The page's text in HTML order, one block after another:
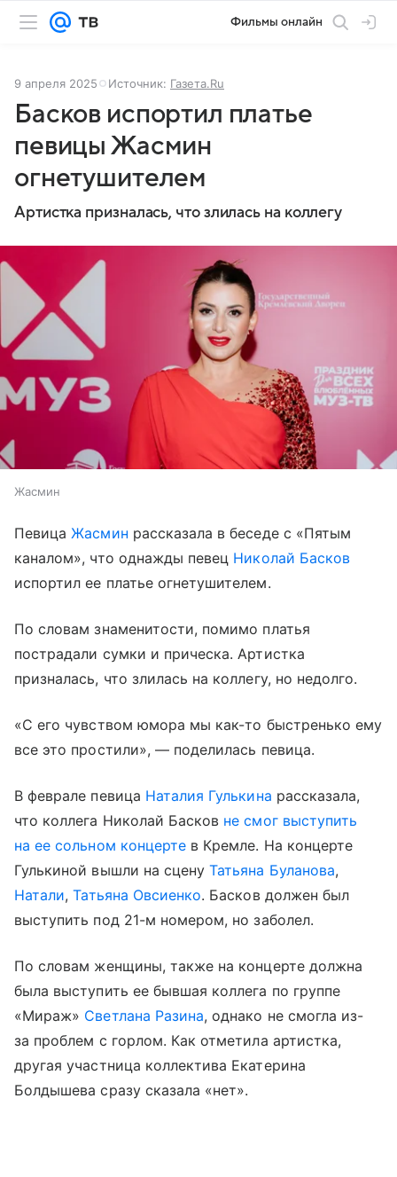
Фильмы онлайн
9 апреля 2025 Источник: Газета.Ru
Басков испортил платье
певицы Жасмин
огнетушителем
Артистка призналась, что злилась на коллегу
Жасмин
ПевицаЖасмин рассказала в беседе с «Пятым
каналом», что однажды певец Николай Басков
испортил ее платье огнетушителем.
По словам знаменитости, помимо платья
пострадали сумки и прическа. Артистка
призналась, что злилась на коллегу, но недолго.
«С его чувством юмора мы как-то быстренько ему
все это простили», — поделилась певица.
В феврале певица Наталия Гулькина рассказала,
что коллега Николай Басков не смог выступить
на ее сольном концерте в Кремле. На концерте
Гулькиной вышли на сценуТатьяна Буланова,
Натали,Татьяна Овсиенко. Басков должен был
выступить под 21-м номером, но заболел.
По словам женщины, также на концерте должна
была выступить ее бывшая коллега по группе
«Мираж» Светлана Разина, однако не смогла из-
за проблем с горлом. Как отметила артистка,
другая участница коллектива Екатерина
Болдышева сразу сказала «нет».